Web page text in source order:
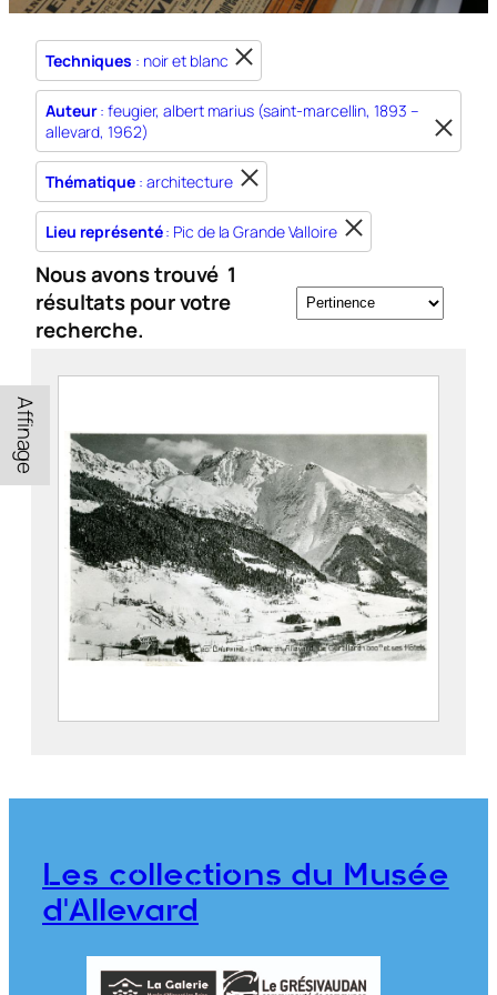
Techniques : noir et blanc
Auteur: feugier, albert marius (saint-marcellin, 1893 –
allevard, 1962)
Thématique : architecture
Lieu représenté: Pic de la Grande Valloire
Nous avons trouvé 1
résultats pour votre
recherche.
Affinage
L’hiver en Allevard : Le Curtillard et ses
FEUGIER, Albert Marius (Saint-
Maison Alpine
CE2020.1.519
Les collections du Musée
d'Allevard